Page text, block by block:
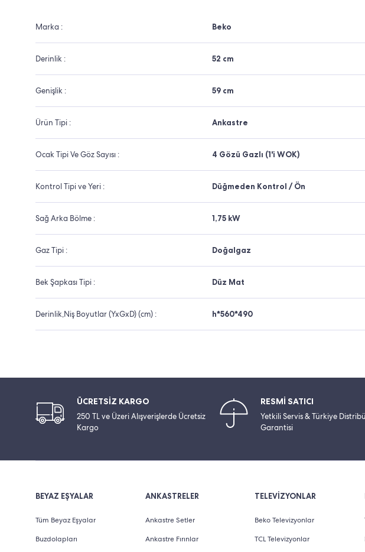
Marka : Beko
Derinlik : 52 cm
Genişlik : 59 cm
Ürün Tipi : Ankastre
Ocak Tipi Ve Göz Sayısı : 4 Gözü Gazlı (1'i WOK)
Kontrol Tipi ve Yeri : Düğmeden Kontrol / Ön
Sağ Arka Bölme : 1,75 kW
Gaz Tipi : Doğalgaz
Bek Şapkası Tipi : Düz Mat
Derinlik,Niş Boyutlar (YxGxD) (cm) : h*560*490
ÜCRETSİZ KARGO
250 TL ve Üzeri Alışverişlerde Ücretsiz
Kargo
RESMİ SATICI
Yetkili Servis & Türkiye
Garantisi
BEYAZ EŞYALAR
Tüm Beyaz Eşyalar
Buzdolapları
ANKASTRELER
Ankastre Setler
Ankastre Fırınlar
TELEVİZYONLAR
Beko Televizyonlar
TCL Televizyonlar